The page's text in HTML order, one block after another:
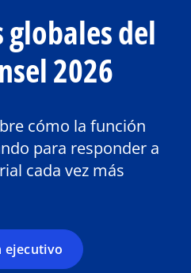
del
2026
cómo la función
para responder a
cada vez más
ejecutivo